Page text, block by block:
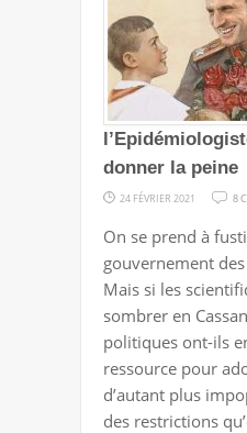
donner la peine
24 FÉVRIER 2021 8
On se prend à
gouvernement
Mais si les
sombrer en
politiques ont-ils
ressource pour
d’autant plus
des restrictions